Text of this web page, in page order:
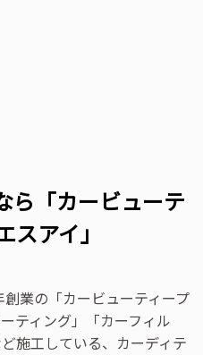
ら「カービューテ
スアイ」
業の「カービューティープ
ティング」「カーフィル
施工している、カーディテ